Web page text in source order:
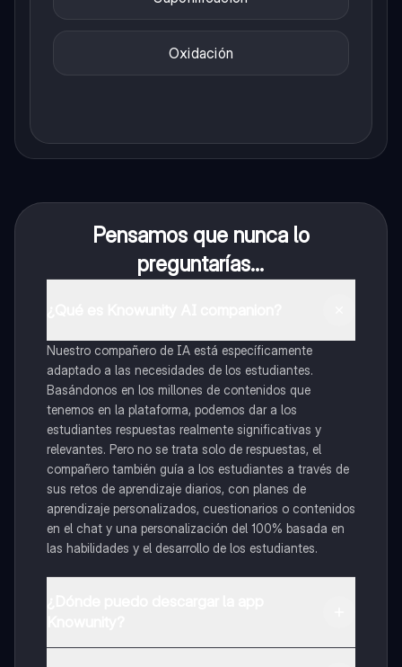
Oxidación
Pensamos que nunca lo
preguntarías...
Nuestro compañero de IA está específicamente
adaptado a las necesidades de los estudiantes.
Basándonos en los millones de contenidos que
tenemos en la plataforma, podemos dar a los
estudiantes respuestas realmente significativas y
relevantes. Pero no se trata solo de respuestas, el
compañero también guía a los estudiantes a través de
sus retos de aprendizaje diarios, con planes de
aprendizaje personalizados, cuestionarios o contenidos
en el chat y una personalización del 100% basada en
las habilidades y el desarrollo de los estudiantes.